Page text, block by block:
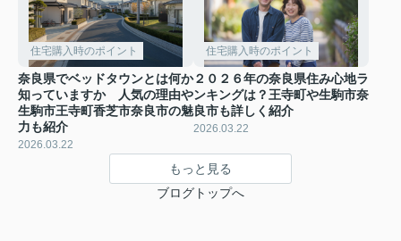
住宅購入時のポイント
奈良県でベッドタウンとは何か
知っていますか 人気の理由や
生駒市王寺町香芝市奈良市の魅
力も紹介
2026.03.22
住宅購入時のポイント
２０２６年の奈良県住み心地ラ
ンキングは？王寺町や生駒市奈
良市も詳しく紹介
2026.03.22
もっと見る
ブログトップへ